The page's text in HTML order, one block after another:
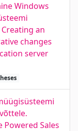
Windows
an
changes
server
Sales